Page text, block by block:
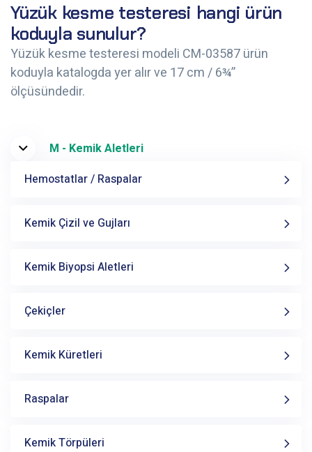
Yüzük kesme testeresi hangi ürün
koduyla sunulur?
Yüzük kesme testeresi modeli CM-03587 ürün
koduyla katalogda yer alır ve 17 cm / 6¾”
ölçüsündedir.
M - Kemik Aletleri
Hemostatlar / Raspalar
Kemik Çizil ve Gujları
Kemik Biyopsi Aletleri
Çekiçler
Kemik Küretleri
Raspalar
Kemik Törpüleri